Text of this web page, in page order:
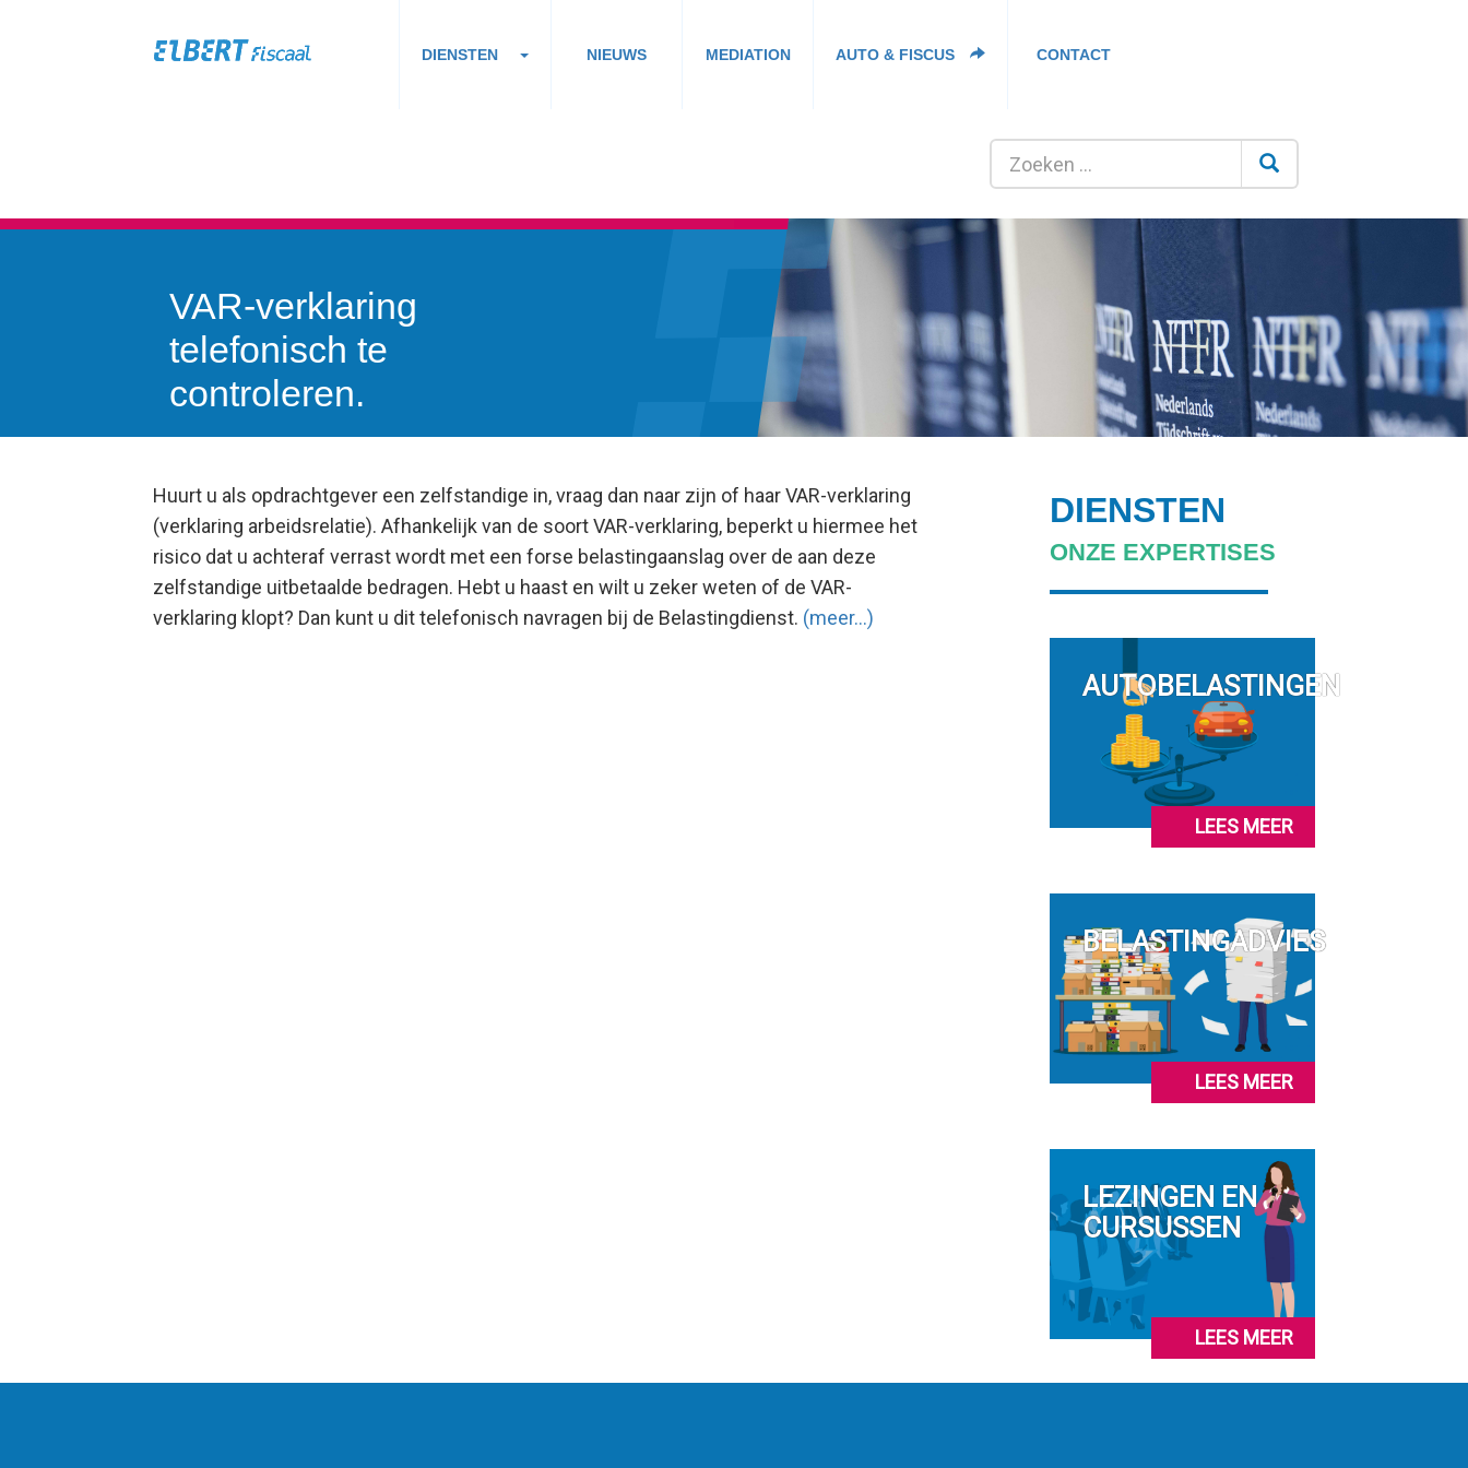
DIENSTEN NIEUWS MEDIATION AUTO & FISCUS CONTACT
VAR-verklaring
telefonisch te
controleren.
Huurt u als opdrachtgever een zelfstandige in, vraag dan naar zijn of haar VAR-verklaring
(verklaring arbeidsrelatie). Afhankelijk van de soort VAR-verklaring, beperkt u hiermee het
risico dat u achteraf verrast wordt met een forse belastingaanslag over de aan deze
zelfstandige uitbetaalde bedragen. Hebt u haast en wilt u zeker weten of de VAR-
verklaring klopt? Dan kunt u dit telefonisch navragen bij de Belastingdienst. (meer…)
DIENSTEN
ONZE EXPERTISES
AUTOBELASTINGEN
LEES MEER
BELASTINGADVIES
LEES MEER
LEZINGEN EN
CURSUSSEN
LEES MEER